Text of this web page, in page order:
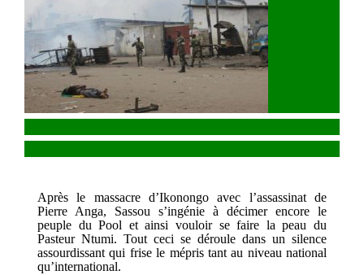
Après le massacre d’Ikonongo avec l’assassinat de
Pierre Anga, Sassou s’ingénie à décimer encore le
peuple du Pool et ainsi vouloir se faire la peau du
Pasteur Ntumi. Tout ceci se déroule dans un silence
assourdissant qui frise le mépris tant au niveau national
qu’international.